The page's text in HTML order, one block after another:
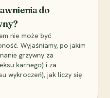
do
nie może być
Wyjaśniamy, po jakim
grzywny za
karnego) i za
wykroczeń), jak liczy się